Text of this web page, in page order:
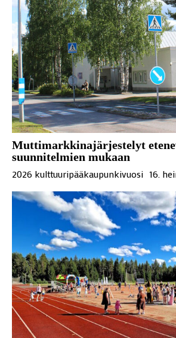
Muttimarkkinajärjestelyt
suunnitelmien mukaan
2026 kulttuuripääkaupunkivuosi 16.